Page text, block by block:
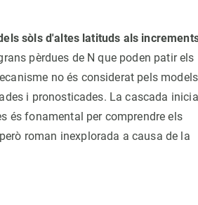
sòls d'altes latituds als
pèrdues de N que poden patir els
no és considerat pels
i pronosticades. La cascada
és fonamental per comprendre els
roman inexplorada a causa de la